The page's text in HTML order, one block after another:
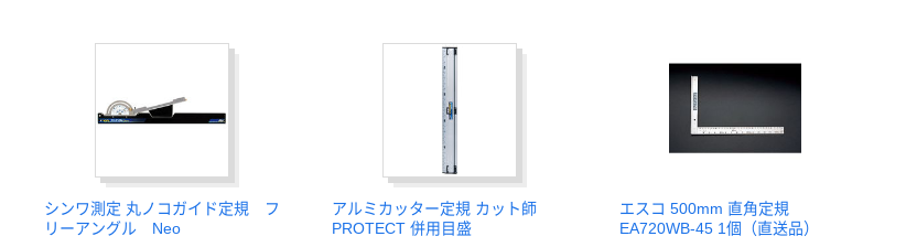
シンワ測定 丸ノコガイド定規 フ
リーアングル Neo
アルミカッター定規 カット師
PROTECT 併用目盛
エスコ 500mm 直角定規
EA720WB-45 1個（直送品）